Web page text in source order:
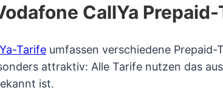
CallYa
Tarife umfassen verschiedene
attraktiv: Alle Tarife nutzen das
ist.